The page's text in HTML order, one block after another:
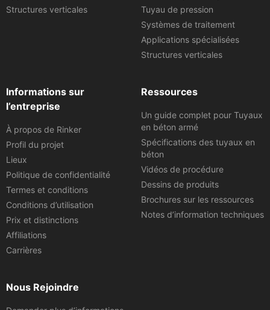
Structures verticales
Tuyau de pression
Systèmes de traitement
Applications spécialisées
Structures verticales
Informations sur
l’entreprise
À propos de Rinker
Profil du projet
Lieux
Politique de confidentialité
Termes et conditions
Conditions d’utilisation
Prix et distinctions
Affiliations
Carrières
Ressources
Un guide complet pour Tuyaux
en béton armé
Spécifications des tuyaux en
béton
Vidéos de procédure
Dessins de produits
Brochures sur les ressources
Notes d’information techniques
Nous Rejoindre